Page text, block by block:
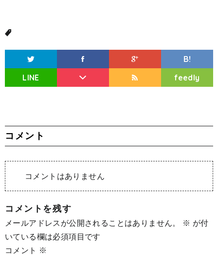
B!
LINE
feedly
コメント
コメントはありません
コメントを残す
メールアドレスが公開されることはありません。 ※ が付
いている欄は必須項目です
コメント ※